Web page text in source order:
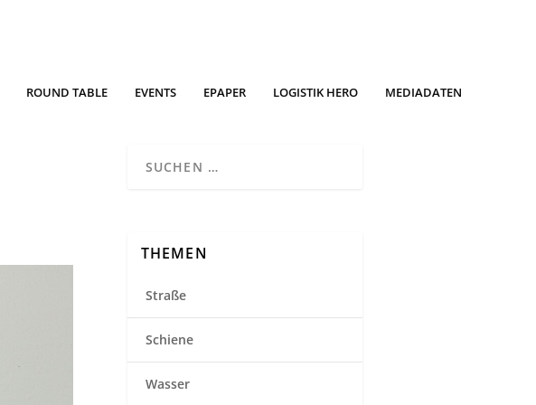
ROUND TABLE EVENTS EPAPER LOGISTIK HERO MEDIADATEN
THEMEN
Straße
Schiene
Wasser